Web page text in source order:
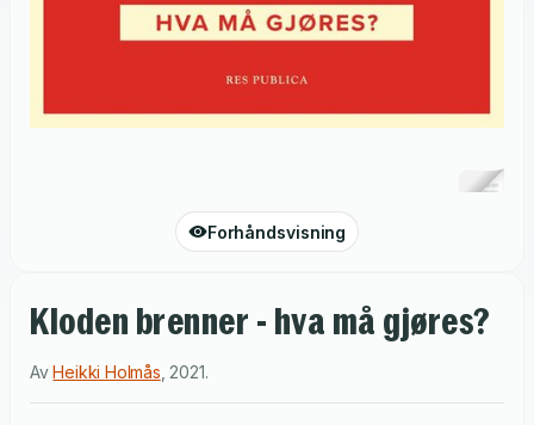
Forhåndsvisning
Kloden brenner - hva må gjøres?
AvHeikki Holmås 2021.